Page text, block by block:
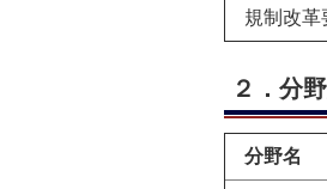
規制改革
２．分
分野名